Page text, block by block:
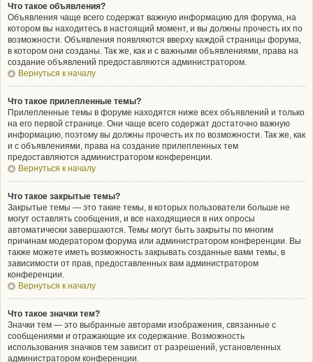
Что такое объявления?
Объявления чаще всего содержат важную информацию для форума, на
котором вы находитесь в настоящий момент, и вы должны прочесть их по
возможности. Объявления появляются вверху каждой страницы форума,
в котором они созданы. Так же, как и с важными объявлениями, права на
создание объявлений предоставляются администратором.
Вернуться к началу
Что такое прилепленные темы?
Прилепленные темы в форуме находятся ниже всех объявлений и только
на его первой странице. Они чаще всего содержат достаточно важную
информацию, поэтому вы должны прочесть их по возможности. Так же, как
и с объявлениями, права на создание прилепленных тем
предоставляются администратором конференции.
Вернуться к началу
Что такое закрытые темы?
Закрытые темы — это такие темы, в которых пользователи больше не
могут оставлять сообщения, и все находящиеся в них опросы
автоматически завершаются. Темы могут быть закрыты по многим
причинам модератором форума или администратором конференции. Вы
также можете иметь возможность закрывать созданные вами темы, в
зависимости от прав, предоставленных вам администратором
конференции.
Вернуться к началу
Что такое значки тем?
Значки тем — это выбранные авторами изображения, связанные с
сообщениями и отражающие их содержание. Возможность
использования значков тем зависит от разрешений, установленных
администратором конференции.